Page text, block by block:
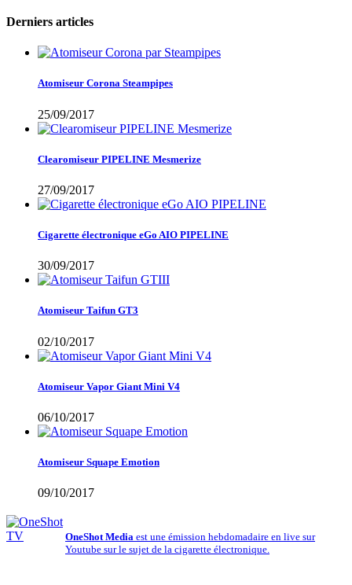
Derniers articles
Atomiseur Corona Steampipes
25/09/2017
Clearomiseur PIPELINE Mesmerize
27/09/2017
Cigarette électronique eGo AIO PIPELINE
30/09/2017
Atomiseur Taifun GT3
02/10/2017
Atomiseur Vapor Giant Mini V4
06/10/2017
Atomiseur Squape Emotion
09/10/2017
OneShot Media est une émission hebdomadaire en live sur
Youtube sur le sujet de la cigarette électronique.